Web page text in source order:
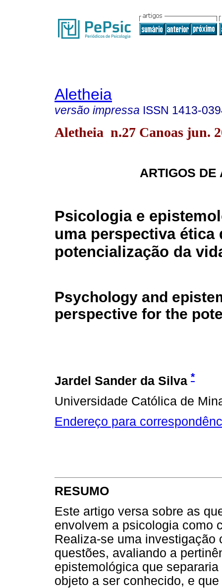
Aletheia
versão impressa ISSN 1413-
Aletheia n.27 Canoas jun.
ARTIGOS DE
Psicologia e
uma perspectiva ética
potencialização da
Psychology and
perspective for the
Jardel Sander da Silva *
Universidade Católica de
Endereço para
RESUMO
Este artigo versa sobre as
envolvem a psicologia como
Realiza-se uma
questões, avaliando a
epistemológica que
objeto a ser conhecido, e